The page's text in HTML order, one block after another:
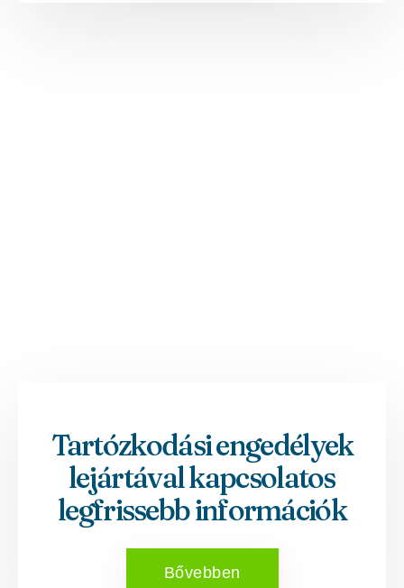
Tartózkodási engedélyek
lejártával kapcsolatos
legfrissebb információk
Bővebben